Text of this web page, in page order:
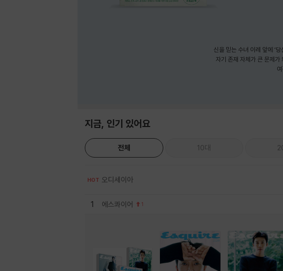
신을 믿는 수녀 이레 앞에 ‘
자기 존재 자체가 큰 문제가
지금, 인기 있어요
전체 10대
HOT 오디세이아
1 에스콰이어 1